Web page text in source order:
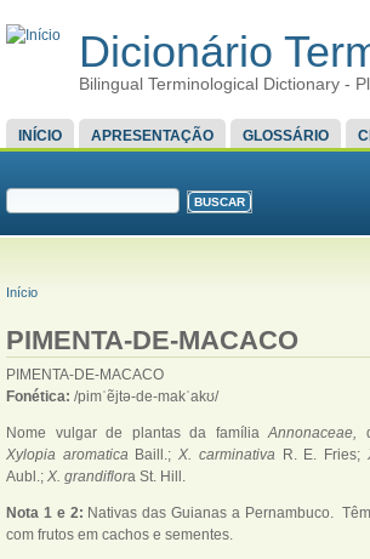
Dicionário
Bilingual Terminological Dictionary -
MENU PRINCIPAL
INÍCIO APRESENTAÇÃO GLOSSÁRIO
FORMULÁRIO DE BUSCA
VOCÊ ESTÁ AQUI
Início
PIMENTA-DE-MACACO
PIMENTA-DE-MACACO
Fonética: /pimˈẽjtə-de-makˈakʊ/
Nome vulgar de plantas da família Annonaceae,
Xylopia aromatica Baill.; X. carminativa R. E. Fries;
Aubl.; X. grandiflora St. Hill.
Nota 1 e 2: Nativas das Guianas a Pernambuco.
com frutos em cachos e sementes.